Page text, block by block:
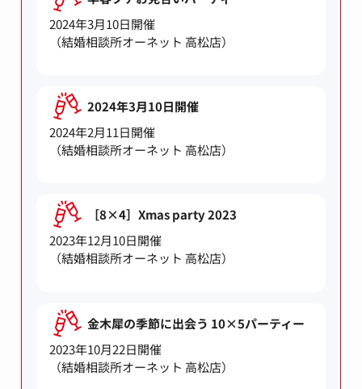
2024年3月10日開催
（結婚相談所オーネット 高松店）
2024年3月10日開催
2024年2月11日開催
（結婚相談所オーネット 高松店）
［8×4］Xmas party 2023
2023年12月10日開催
（結婚相談所オーネット 高松店）
金木犀の季節に出会う 10×5パーティー
2023年10月22日開催
（結婚相談所オーネット 高松店）